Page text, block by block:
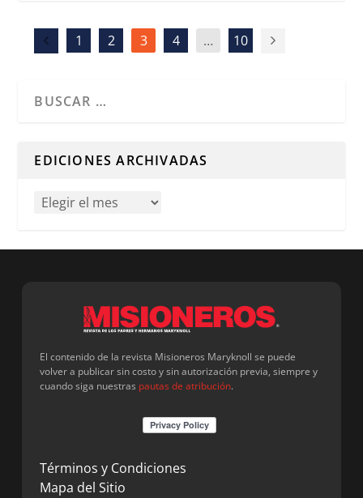
1 2 3 4 … 10
EDICIONES ARCHIVADAS
El contenido de la revista Misioneros Maryknoll se puede
volver a publicar sin costo y sin autorización previa, siempre y
cuando siga nuestras pautas de atribución.
Términos y Condiciones
Mapa del Sitio